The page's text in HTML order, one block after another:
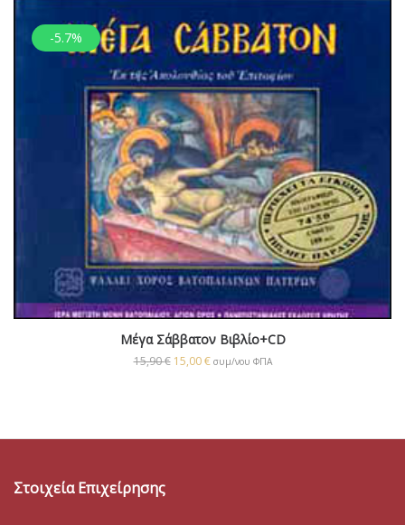
-5.7%
Μέγα Σάββατον Βιβλίο+CD
15,90€ 15,00€ συμ/νου ΦΠΑ
Στοιχεία Επιχείρησης